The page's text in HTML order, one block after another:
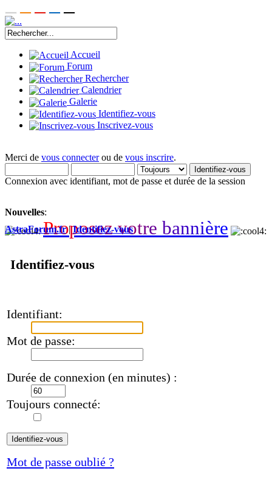
Accueil
Forum
Rechercher
Calendrier
Galerie
Identifiez-vous
Inscrivez-vous
Merci de vous connecterou de vous inscrire.
Connexion avec identifiant, mot de passe et durée de la session
Nouvelles:
Proposez votre bannière
AstraForum.fr|Identifiez-vous
Identifiez-vous
Identifiant:
Mot de passe:
Durée de connexion (en minutes) :
Toujours connecté:
Mot de passe oublié ?